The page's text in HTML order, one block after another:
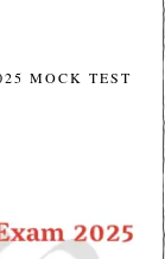
MOCK TEST